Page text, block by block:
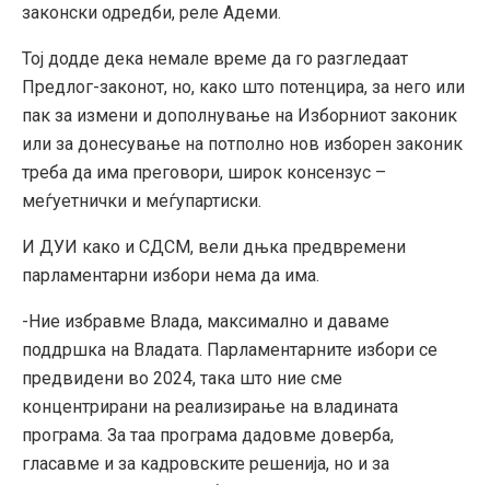
законски одредби, реле Адеми.
Тој додде дека немале време да го разгледаат
Предлог-законот, но, како што потенцира, за него или
пак за измени и дополнување на Изборниот законик
или за донесување на потполно нов изборен законик
треба да има преговори, широк консензус –
меѓуетнички и меѓупартиски.
И ДУИ како и СДСМ, вели дњка предвремени
парламентарни избори нема да има.
-Ние избравме Влада, максимално и даваме
поддршка на Владата. Парламентарните избори се
предвидени во 2024, така што ние сме
концентрирани на реализирање на владината
програма. За таа програма дадовме доверба,
гласавме и за кадровските решенија, но и за